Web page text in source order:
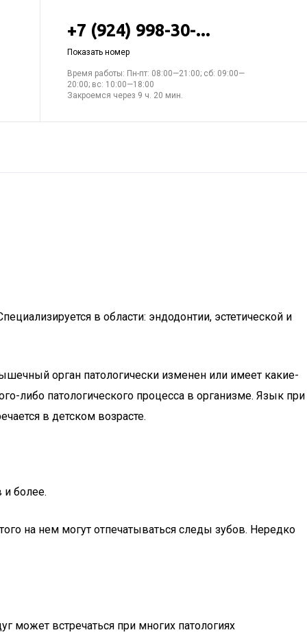
+7 (924) 998-30-...
Показать номер
Время работы: Пн-пт: 08:00—21:00; сб: 09:00—
20:00; вс: 10:00—18:00
Закроемся через 9 ч. 20 мин.
в области: эндодонтии, эстетической и
орган патологически изменен или имеет какие-
либо патологического процесса в организме. Язык при
в детском возрасте.
и более.
на нем могут отпечатываться следы зубов. Нередко
может встречаться при многих патологиях